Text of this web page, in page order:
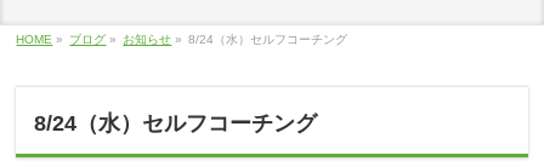
HOME » ブログ » お知らせ » 8/24（水）セルフコーチング
8/24（水）セルフコーチング